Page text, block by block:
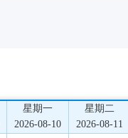
星期一
2026-08-10
星期二
2026-08-11